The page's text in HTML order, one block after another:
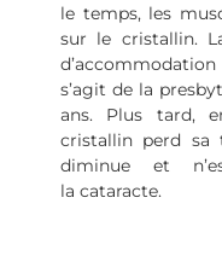
le temps, les
sur le cristallin.
s’agit de la
ans. Plus tard,
cristallin perd sa
diminue et
la cataracte.